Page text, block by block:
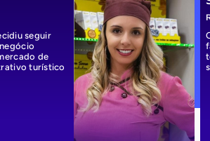
seguir
de
turístico